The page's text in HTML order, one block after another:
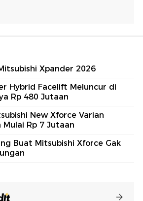
Xpander 2026
Hybrid Facelift Meluncur di
Rp 480 Jutaan
New Xforce Varian
Mulai Rp 7 Jutaan
Buat Mitsubishi Xforce Gak